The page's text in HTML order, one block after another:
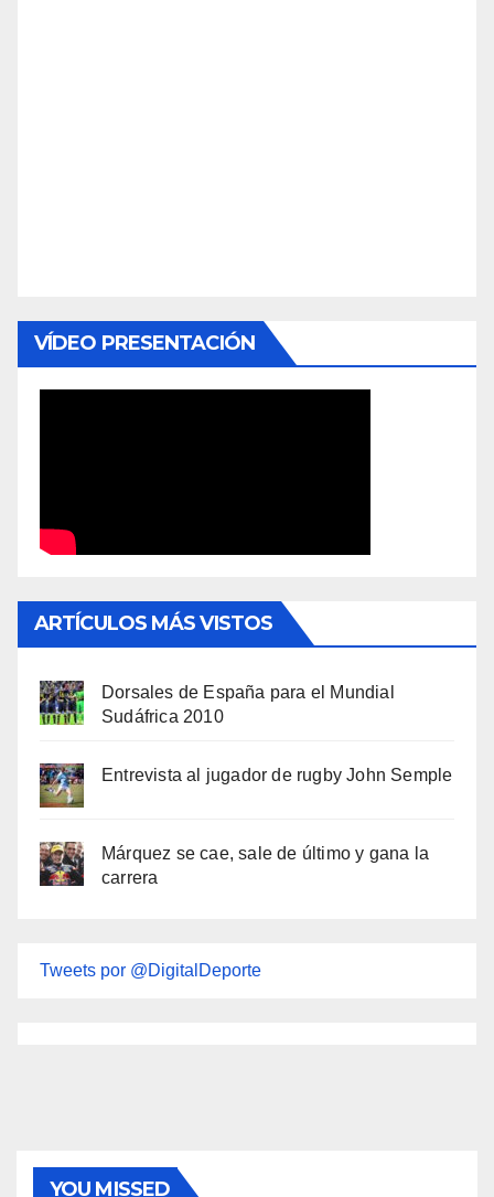
VÍDEO PRESENTACIÓN
ARTÍCULOS MÁS VISTOS
Dorsales de España para el Mundial
Sudáfrica 2010
Entrevista al jugador de rugby John Semple
Márquez se cae, sale de último y gana la
carrera
Tweets por @DigitalDeporte
YOU MISSED